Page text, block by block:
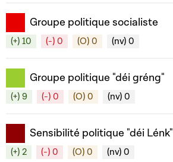
Groupe politique socialiste
(+) 10 (-) 0 (O) 0 (nv) 0
Groupe politique "déi gréng"
(+) 9 (-) 0 (O) 0 (nv) 0
Sensibilité politique "déi Lénk"
(+) 2 (-) 0 (O) 0 (nv) 0